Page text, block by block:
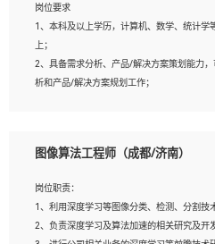
岗位要求：
1、全日制统招本科及以上学历，计算机相
2、具有扎实的java编程功底和良好的编码习
发经验和性能调优经验尤佳；熟悉JVM调优
平台、云产品功能特性，熟练使用相关平台的
研发管理流程建设经验；
常用框架和技术Springboot、Shiro、
用脚本语言，较丰富的线上系统运维经验，复
岗位要求
1、本科及以上学历，计算机、数学、统计学
上；
2、具备需求分析、产品/解决方案策划能力
析和产品/解决方案规划工作；
出相关的解决方案，包括视频分析、图像识别
AI算法框架，对人脸识别、目标检测、图像识
解。具有AI平台级产品/解决方案从业经验者
6、具备良好的客户意识与沟通能力，善于学
图像算法工程师（成都/济南）
岗位职责：
1、利用深度学习等图像分类、检测、分割技
2、负责深度学习及算法加速的相关研究及开